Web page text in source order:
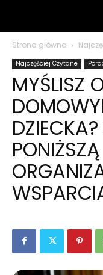
polsku
Strona główna
Najczęściej Czytane
MYŚLISZ